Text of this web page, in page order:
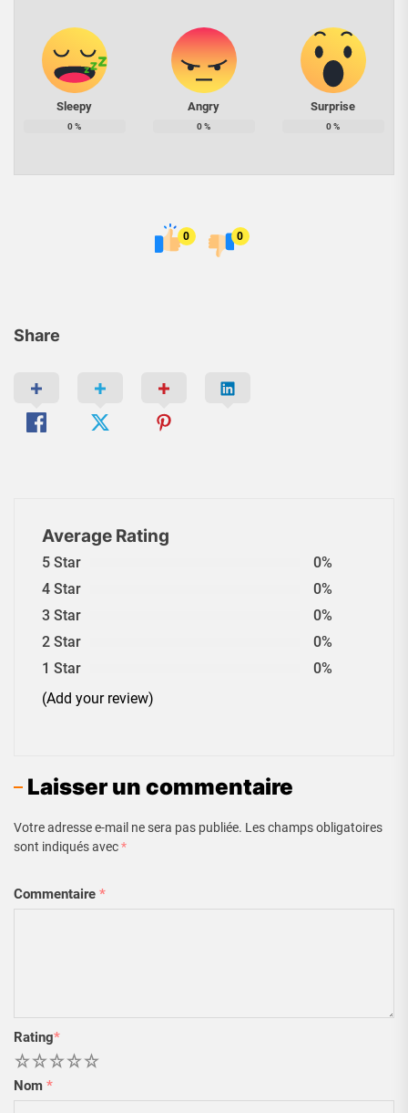
Share
Sleepy
0%
Angry
0%
Surprise
0%
0 0
Average Rating
5 Star
0%
4 Star
0%
3 Star
0%
2 Star
0%
1 Star
0%
(Add your review)
Laisser un commentaire
Votre adresse e-mail ne sera pas publiée. Les champs obligatoires
sont indiqués avec*
Commentaire *
Rating*
5
4
3
2
Nom *